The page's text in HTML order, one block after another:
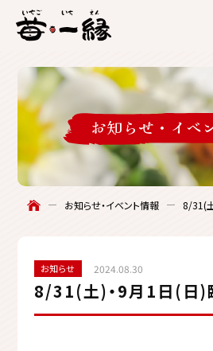
お知らせ・ イベ
お知らせ・イベント情報 8/31(
お知らせ 2024.08.30
8/31(土)・9月1日(日)